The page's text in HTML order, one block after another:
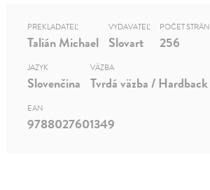
PREKLADATEĽ
Talián Michael
VYDAVATEĽ
Slovart
POČET STRÁN
256
JAZYK
Slovenčina
VÄZBA
Tvrdá väzba / Hardback
EAN
9788027601349